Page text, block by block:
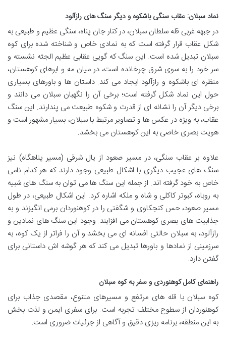
نماد سبلان: عقاب سنگی باشکوه و دیگر سنگ های رازآلود
در جبهه غربی قله سلطان سبلان، در کنار جان پناه، سنگی عظیم و طبیعی به
شکل عقاب قرار گرفته است که به نمادی خاص و شناخته شده برای کوه
سبلان تبدیل شده است. این سنگ که گویی عقابی عظیم الجثه نشسته و
سر خود را به سوی شرق چرخانده است، در میان مه و ابرهای کوهستان،
منظره ای باشکوه و رازآلود ایجاد می کند. داستان ها و باورهای بسیاری
حول این نماد شکل گرفته است؛ برخی آن را نگهبان سبلان می دانند و
برخی دیگر آن را نشانه ای از قدرت و شکوه طبیعت می پندارند. این سنگ
عقاب، به ویژه در عکس ها و تصاویر مرتبط با سبلان، بسیار مشهور است و
هویت بصری خاصی به این کوهستان می بخشد.
علاوه بر عقاب سنگی، در مسیر صعود از یال شرقی (مسیر پناهگاه) نیز
سنگ های عجیب دیگری با اشکال طبیعی وجود دارند که هر کدام نامی
خاص به خود گرفته اند. از جمله این سنگ ها می توان به سنگ های شبیه
به روباه، کبوتر کاکلی و شاه و ملکه اشاره کرد. این اشکال طبیعی، در طول
مسیر صعود، حس کنجکاوی و شگفتی را در کوهنوردان برمی انگیزند و به
جذابیت های بصری کوهستان می افزایند. وجود این سنگ های نمادین و
رازآلود، به سبلان حالتی افسانه ای می بخشد و آن را فراتر از یک کوه، به
سرزمینی از نمادها و باورها تبدیل می کند که هر گوشه اش داستانی برای
گفتن دارد.
راهنمای کامل کوهنوردی و سفر به کوه سبلان
کوه سبلان با قله های مرتفع و مسیرهای متنوع، مقصدی جذاب برای
کوهنوردان از سطوح مختلف تجربه است. برای سفری ایمن و لذت بخش
به این منطقه، برنامه ریزی دقیق و آگاهی از جزئیات ضروری است.